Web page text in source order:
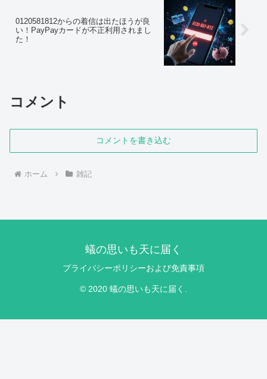
0120581812からの着信は出たほうが良
い！PayPayカードが不正利用されまし
た！
コメント
コメントを書き込む
ホーム 雑記
蟻の思いも天に届く
プライバシーポリシーおよび免責事項
© 2020 蟻の思いも天に届く.